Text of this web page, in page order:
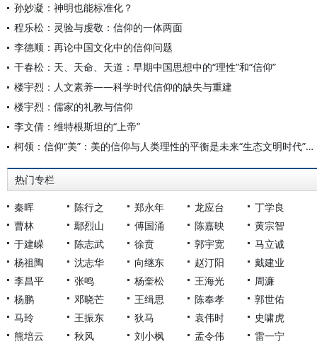
孙妙凝：神明也能标准化？
程乐松：灵验与虔敬：信仰的一体两面
李德顺：再论中国文化中的信仰问题
干春松：天、天命、天道：早期中国思想中的“理性”和“信仰”
楼宇烈：人文素养——科学时代信仰的缺失与重建
楼宇烈：儒家的礼教与信仰
李文倩：维特根斯坦的“上帝”
柯领：信仰“美”：美的信仰与人类理性的平衡是未来“生态文明时代”的普遍生活方式
热门专栏
秦晖 陈行之 郑永年 龙应台
丁学良
曹林
鄢烈山 傅国涌 陈嘉映
黄宗智
于建嵘
陈志武 徐贲 郭宇宽
马立诚
杨祖陶
沈志华 向继东 赵汀阳
戴建业
李昌平
张鸣 杨奎松 王海光
周濂
杨鹏
邓晓芒 王缉思 陈奉孝
郭世佑
马玲
王振东 狄马 袁伟时
史啸虎
熊培云
秋风 刘小枫 孟令伟 雷一宁